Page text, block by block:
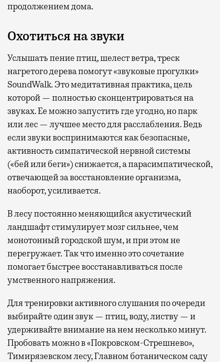
продолжением дома.
Охотиться на звуки
Услышать пение птиц, шелест ветра, треск
нагретого дерева помогут «звуковые прогулки»
SoundWalk. Это медитативная практика, цель
которой — полностью сконцентрироваться на
звуках. Ее можно запустить где угодно, но парк
или лес — лучшее место для расслабления. Ведь
если звуки воспринимаются как безопасные,
активность симпатической нервной системы
(«бей или беги») снижается, а парасимпатической,
отвечающей за восстановление организма,
наоборот, усиливается.
В лесу постоянно меняющийся акустический
ландшафт стимулирует мозг сильнее, чем
монотонный городской шум, и при этом не
перегружает. Так что именно это сочетание
помогает быстрее восстанавливаться после
умственного напряжения.
Для тренировки активного слушания по очереди
выбирайте один звук — птиц, воду, листву — и
удерживайте внимание на нем несколько минут.
Пробовать можно в «Покровском-Стрешнево»,
Тимирязевском лесу, Главном ботаническом саду